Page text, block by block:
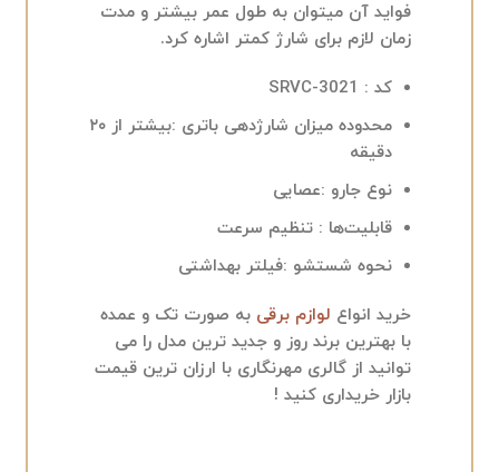
فواید آن میتوان به طول عمر بیشتر و مدت
زمان لازم برای شارژ کمتر اشاره کرد.
کد : SRVC-3021
محدوده میزان شارژدهی باتری :بیشتر از ۲۰
دقیقه
نوع جارو :عصایی
قابلیت‌ها : تنظیم سرعت
نحوه شستشو :فیلتر بهداشتی
خرید انواع لوازم برقی به صورت تک و عمده
با بهترین برند روز و جدید ترین مدل را می
توانید از گالری مهرنگاری با ارزان ترین قیمت
بازار خریداری کنید !